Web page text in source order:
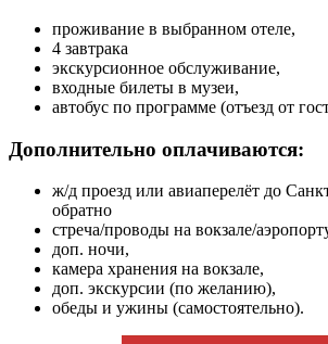
проживание в выбранном отеле,
4 завтрака
экскурсионное обслуживание,
входные билеты в музеи,
автобус по программе (отъезд от
Дополнительно оплачиваются:
ж/д проезд или авиаперелёт до
обратно
стреча/проводы на вокзале/
доп. ночи,
камера хранения на вокзале,
доп. экскурсии (по желанию),
обеды и ужины (самостоятельно).